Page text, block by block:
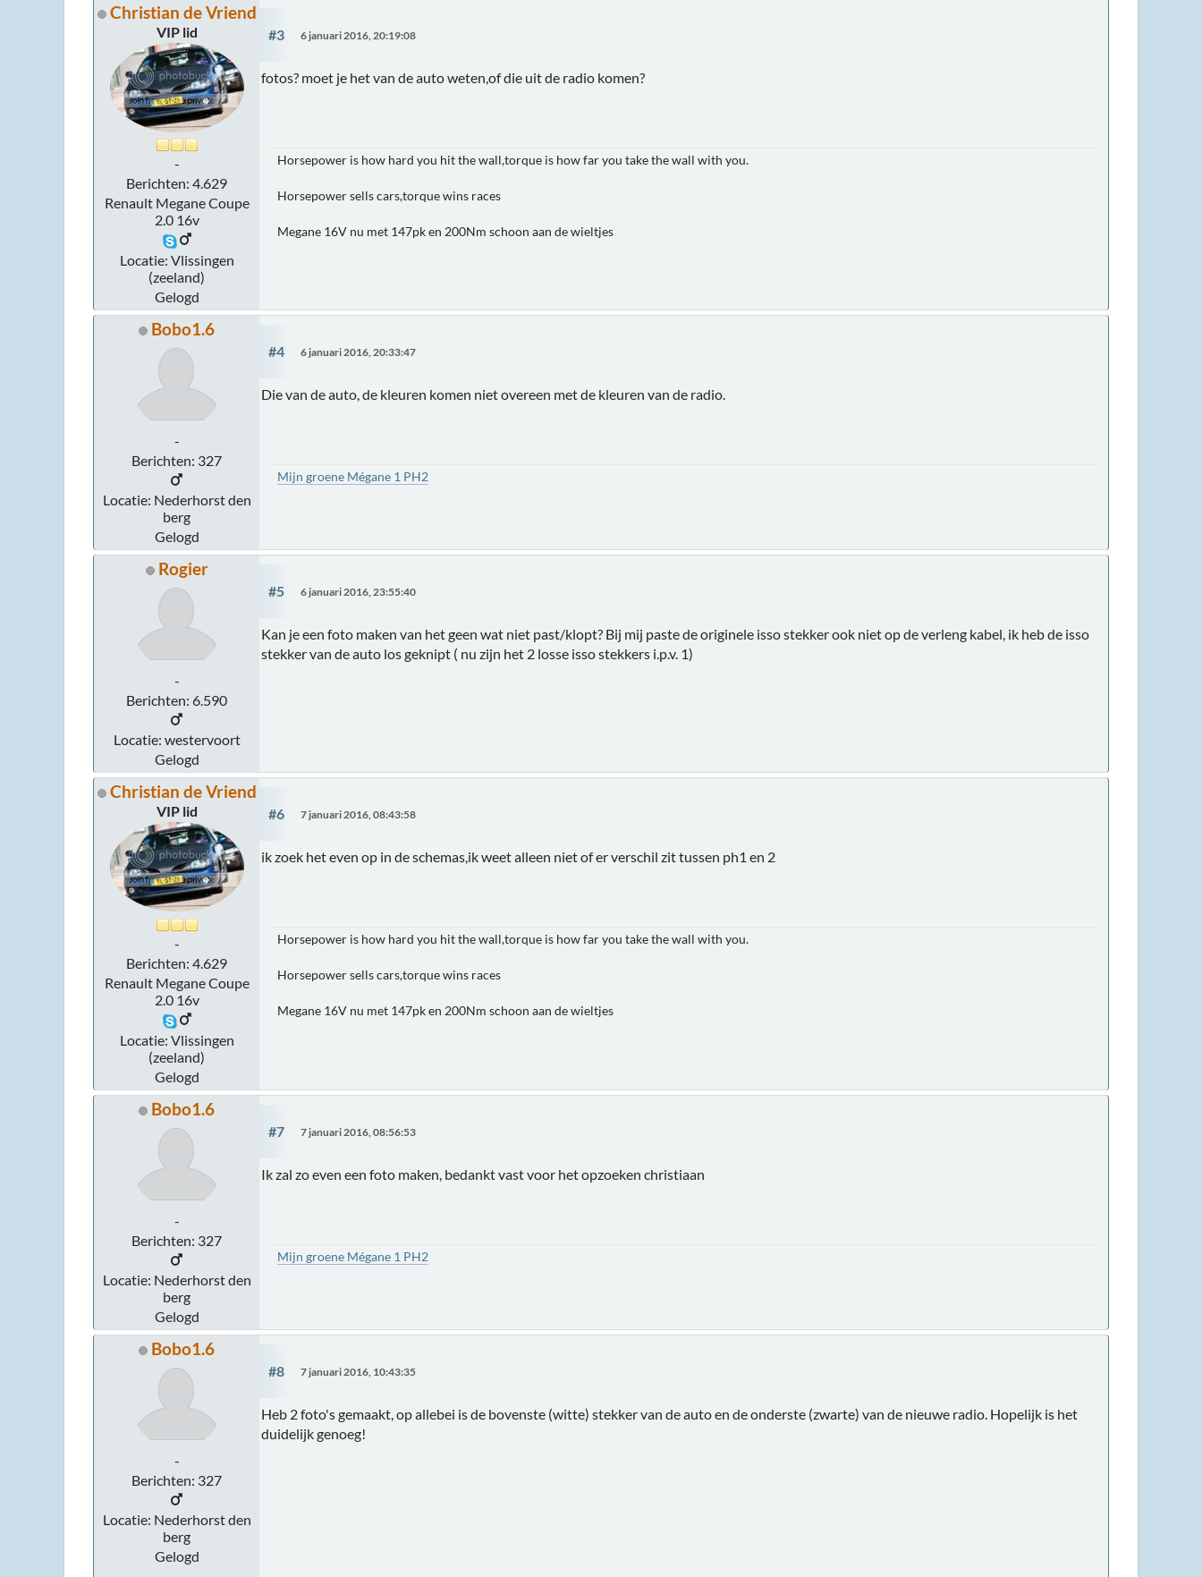
Christian de Vriend
VIP lid
-
Berichten: 4.629
Renault Megane Coupe
2.0 16v
Locatie: Vlissingen
(zeeland)
Gelogd
#3 6 januari 2016, 20:19:08
fotos? moet je het van de auto weten,of die uit de radio komen?
Horsepower is how hard you hit the wall,torque is how far you take the wall with you.
Horsepower sells cars,torque wins races
Megane 16V nu met 147pk en 200Nm schoon aan de wieltjes
Bobo1.6
-
Berichten: 327
Locatie: Nederhorst den
berg
Gelogd
#4 6 januari 2016, 20:33:47
Die van de auto, de kleuren komen niet overeen met de kleuren van de radio.
Mijn groene Mégane 1 PH2
Rogier
-
Berichten: 6.590
Locatie: westervoort
Gelogd
#5 6 januari 2016, 23:55:40
Kan je een foto maken van het geen wat niet past/klopt? Bij mij paste de originele isso stekker ook niet op de verleng kabel, ik heb de isso
stekker van de auto los geknipt ( nu zijn het 2 losse isso stekkers i.p.v. 1)
Christian de Vriend
VIP lid
-
Berichten: 4.629
Renault Megane Coupe
2.0 16v
Locatie: Vlissingen
(zeeland)
Gelogd
#6 7 januari 2016, 08:43:58
ik zoek het even op in de schemas,ik weet alleen niet of er verschil zit tussen ph1 en 2
Horsepower is how hard you hit the wall,torque is how far you take the wall with you.
Horsepower sells cars,torque wins races
Megane 16V nu met 147pk en 200Nm schoon aan de wieltjes
Bobo1.6
-
Berichten: 327
Locatie: Nederhorst den
berg
Gelogd
#7 7 januari 2016, 08:56:53
Ik zal zo even een foto maken, bedankt vast voor het opzoeken christiaan
Mijn groene Mégane 1 PH2
Bobo1.6
-
Berichten: 327
Locatie: Nederhorst den
berg
Gelogd
#8 7 januari 2016, 10:43:35
Heb 2 foto's gemaakt, op allebei is de bovenste (witte) stekker van de auto en de onderste (zwarte) van de nieuwe radio. Hopelijk is het
duidelijk genoeg!